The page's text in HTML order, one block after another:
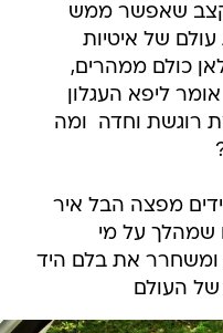
שאפשר ממש
של איטיות
לאן כולם ממהרים,
ליפא העגלון
רוגשת וחדה  ומה
מפצה הבל איר
שמהלך על מי
ומשחרר את בלם היד
של העולם